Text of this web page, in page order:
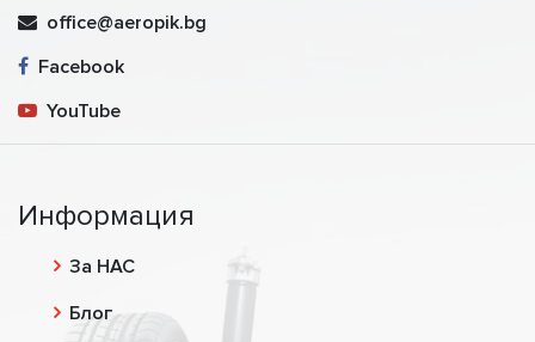
office@aeropik.bg
Facebook
YouTube
Информация
За НАС
Блог